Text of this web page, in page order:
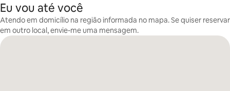
Eu vou até você
Atendo em domicílio na região informada no mapa. Se quiser reservar
em outro local, envie-me uma mensagem.